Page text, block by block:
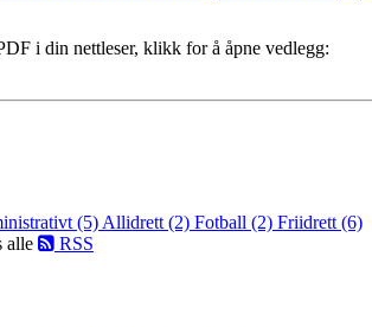
i din nettleser, klikk for å åpne vedlegg:
(5) Allidrett (2) Fotball (2) Friidrett (6)
alle RSS